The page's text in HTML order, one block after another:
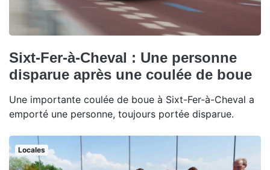
Sixt-Fer-à-Cheval : Une personne
disparue après une coulée de boue
Une importante coulée de boue à Sixt-Fer-à-Cheval a
emporté une personne, toujours portée disparue.
Locales